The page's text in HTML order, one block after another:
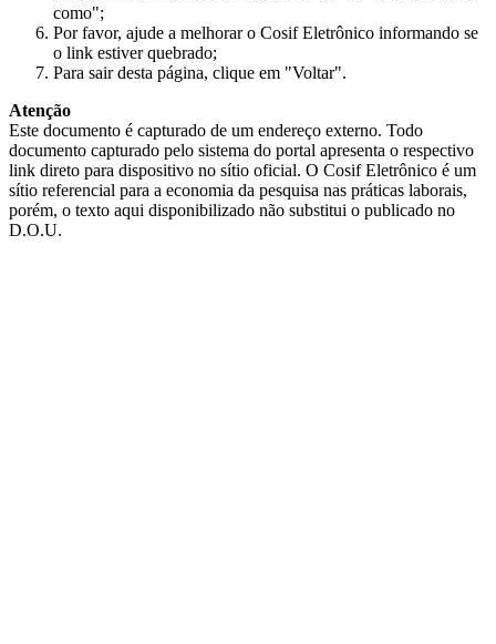
como";
Por favor, ajude a melhorar o Cosif Eletrônico informando se
o link estiver quebrado;
Para sair desta página, clique em "Voltar".
Atenção
Este documento é capturado de um endereço externo. Todo
documento capturado pelo sistema do portal apresenta o respectivo
link direto para dispositivo no sítio oficial. O Cosif Eletrônico é um
sítio referencial para a economia da pesquisa nas práticas laborais,
porém, o texto aqui disponibilizado não substitui o publicado no
D.O.U.